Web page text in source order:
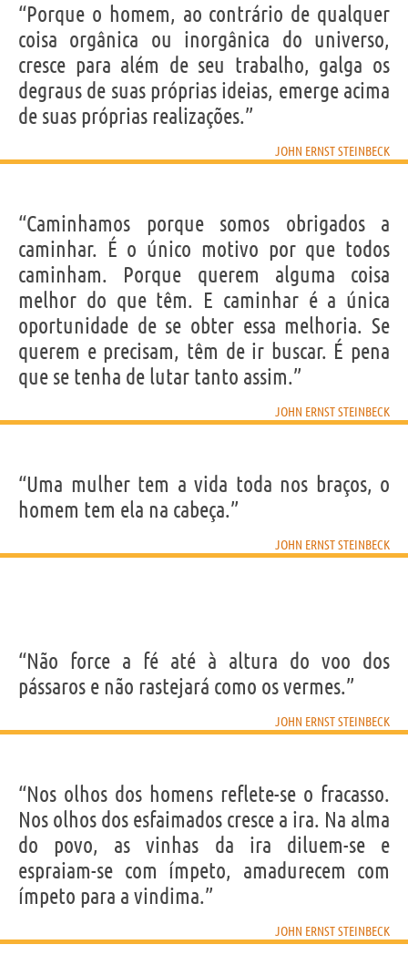
“Porque o homem, ao contrário de qualquer
coisa orgânica ou inorgânica do universo,
cresce para além de seu trabalho, galga os
degraus de suas próprias ideias, emerge acima
de suas próprias realizações.”
JOHN ERNST STEINBECK
“Caminhamos porque somos obrigados a
caminhar. É o único motivo por que todos
caminham. Porque querem alguma coisa
melhor do que têm. E caminhar é a única
oportunidade de se obter essa melhoria. Se
querem e precisam, têm de ir buscar. É pena
que se tenha de lutar tanto assim.”
JOHN ERNST STEINBECK
“Uma mulher tem a vida toda nos braços, o
homem tem ela na cabeça.”
JOHN ERNST STEINBECK
“Não force a fé até à altura do voo dos
pássaros e não rastejará como os vermes.”
JOHN ERNST STEINBECK
“Nos olhos dos homens reflete-se o fracasso.
Nos olhos dos esfaimados cresce a ira. Na alma
do povo, as vinhas da ira diluem-se e
espraiam-se com ímpeto, amadurecem com
ímpeto para a vindima.”
JOHN ERNST STEINBECK